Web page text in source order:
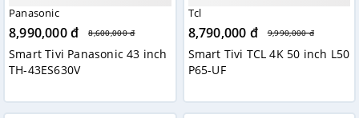
Panasonic
8,990,000 đ 8,600,000 đ
Smart Tivi Panasonic 43 inch
TH-43ES630V
Tcl
8,790,000 đ 9,990,000 đ
Smart Tivi TCL 4K 50 inch L50
P65-UF